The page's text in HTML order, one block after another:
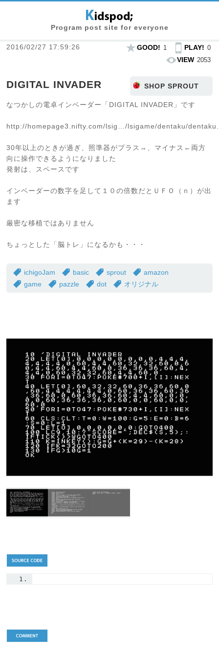
Program post site for everyone
2016/02/27 17:59:26 GOOD! 1 PLAY! 0
VIEW 2053
SHOP SPROUT
DIGITAL INVADER
なつかしの電卓インベーダー「DIGITAL INVADER」です
http://homepage3.nifty.com/lsig…/lsigame/dentaku/
30年以上のときが過ぎ、照準器がプラス→、マイナス←両方
向に操作できるようになりました
発射は、スペースです
インベーダーの数字を足して１０の倍数だとＵＦＯ（ｎ）が出
ます
厳密な移植ではありません
ちょっとした「脳トレ」になるかも・・・
ichigoJam basic sprout
amazon
game
pazzle dot オリジナル